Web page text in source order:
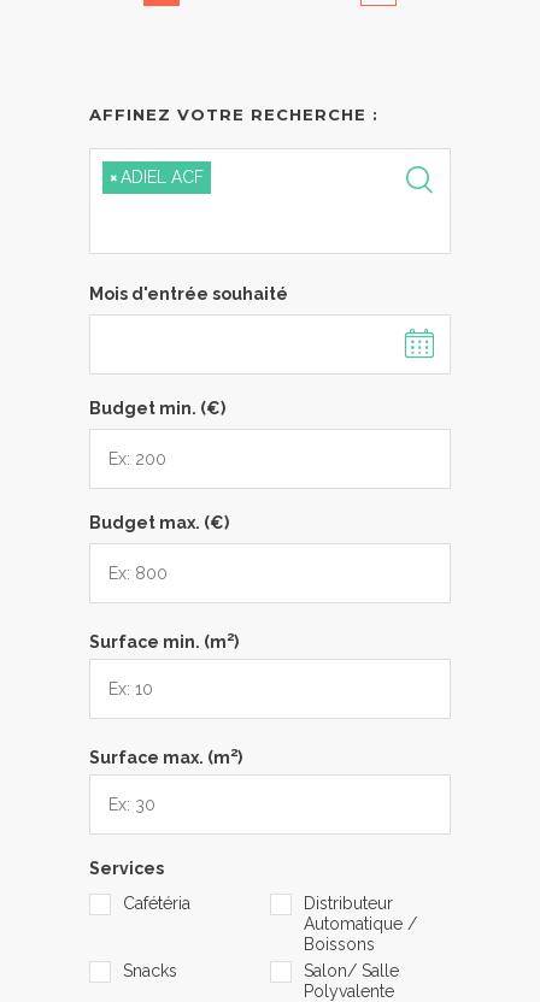
AFFINEZ VOTRE RECHERCHE :
×ADIEL ACF
Mois d'entrée souhaité
Budget min. (€)
Budget max. (€)
Surface min. (m2)
Surface max. (m2)
Services
Cafétéria
Distributeur
Automatique /
Boissons
Snacks
Salon/ Salle
Polyvalente